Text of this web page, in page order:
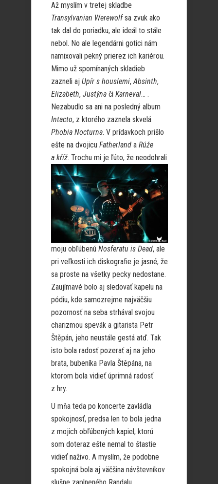
Až myslím v tretej skladbe
Transylvanian Werewolfsa zvuk ako
tak dal do poriadku, ale ideál to stále
nebol. No ale legendárni gotici nám
namixovali pekný prierez ich kariérou.
Mimo už spomínaných skladieb
zazneli aj Upír s houslemi,Absinth,
Elizabeth, Justýna či Karneval… .
Nezabudlo sa ani na posledný album
Intacto, z ktorého zaznela skvelá
Phobia Nocturna. V prídavkoch prišlo
ešte na dvojicu Fatherland a Rúže
a kříž. Trochu mi je ľúto, že neodohrali
moju obľúbenú Nosferatu is Dead, ale
pri veľkosti ich diskografie je jasné, že
sa proste na všetky pecky nedostane.
Zaujímavé bolo aj sledovať kapelu na
pódiu, kde samozrejme najväčšiu
pozornosť na seba strhával svojou
charizmou spevák a gitarista Petr
Štěpán, jeho neustále gestá atď. Tak
isto bola radosť pozerať aj na jeho
brata, bubeníka Pavla Štěpána, na
ktorom bola vidieť úprimná radosť
z hry.
U mňa teda po koncerte zavládla
spokojnosť, predsa len to bola jedna
z mojich obľúbených kapiel, ktorú
som doteraz ešte nemal to štastie
vidieť naživo. A myslím, že podobne
spokojná bola aj väčšina návštevníkov
slušne zaplneného Randalu.